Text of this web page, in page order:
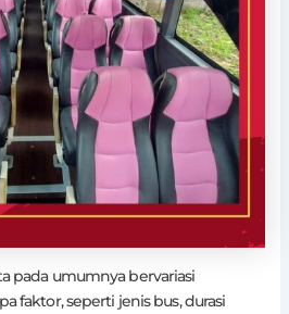
pada umumnya bervariasi
faktor, seperti jenis bus, durasi